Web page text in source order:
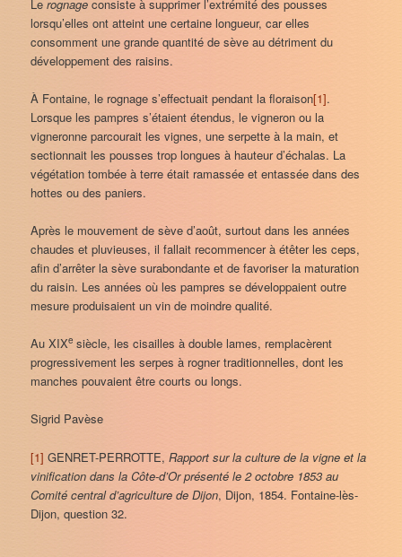
Lerognage consiste à supprimer l’extrémité des pousses
lorsqu’elles ont atteint une certaine longueur, car elles
consomment une grande quantité de sève au détriment du
développement des raisins.
À Fontaine, le rognage s’effectuait pendant la floraison[1].
Lorsque les pampres s’étaient étendus, le vigneron ou la
vigneronne parcourait les vignes, une serpette à la main, et
sectionnait les pousses trop longues à hauteur d’échalas. La
végétation tombée à terre était ramassée et entassée dans des
hottes ou des paniers.
Après le mouvement de sève d’août, surtout dans les années
chaudes et pluvieuses, il fallait recommencer à étêter les ceps,
afin d’arrêter la sève surabondante et de favoriser la maturation
du raisin. Les années où les pampres se développaient outre
mesure produisaient un vin de moindre qualité.
Au XIXesiècle, les cisailles à double lames, remplacèrent
progressivement les serpes à rogner traditionnelles, dont les
manches pouvaient être courts ou longs.
Sigrid Pavèse
[1] GENRET-PERROTTE,Rapport sur la culture de la vigne et la
vinification dans la Côte-d’Or présenté le 2 octobre 1853 au
Comité central d’agriculture de Dijon, Dijon, 1854. Fontaine-lès-
Dijon, question 32.